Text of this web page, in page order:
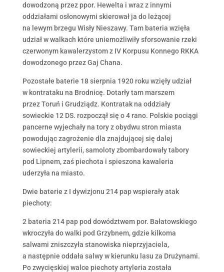
dowodzoną przez ppor. Hewelta i wraz z innymi
oddziałami osłonowymi skierował ja do leżącej
na lewym brzegu Wisły Nieszawy. Tam bateria wzięła
udział w walkach które uniemożliwiły sforsowanie rzeki
czerwonym kawalerzystom z IV Korpusu Konnego RKKA
dowodzonego przez Gaj Chana.
Pozostałe baterie 18 sierpnia 1920 roku wzięły udział
w kontrataku na Brodnicę. Dotarły tam marszem
przez Toruń i Grudziądz. Kontratak na oddziały
sowieckie 12 DS. rozpoczął się o 4 rano. Polskie pociągi
pancerne wyjechały na tory z obydwu stron miasta
powodując zagrożenie dla znajdującej się dalej
sowieckiej artylerii, samoloty zbombardowały tabory
pod Lipnem, zaś piechota i spieszona kawaleria
uderzyła na miasto.
Dwie baterie z I dywizjonu 214 pap wspierały atak
piechoty:
2 bateria 214 pap pod dowództwem por. Bałatowskiego
wkroczyła do walki pod Grzybnem, gdzie kilkoma
salwami zniszczyła stanowiska nieprzyjaciela,
a następnie oddała salwy w kierunku lasu za Drużynami.
Po zwycięskiej walce piechoty artyleria została